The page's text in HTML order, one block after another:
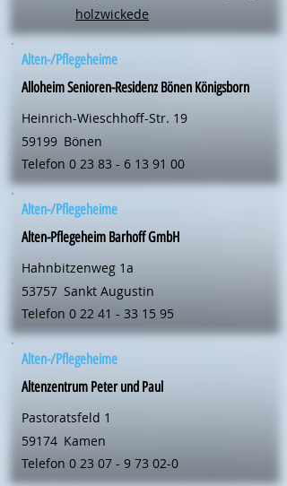
holzwickede
Alten-/Pflegeheime
Alloheim Senioren-Residenz Bönen Königsborn
Heinrich-Wieschhoff-Str. 19
59199 Bönen
Telefon 0 23 83 - 6 13 91 00
Alten-/Pflegeheime
Alten-Pflegeheim Barhoff GmbH
Hahnbitzenweg 1a
53757 Sankt Augustin
Telefon 0 22 41 - 33 15 95
Alten-/Pflegeheime
Altenzentrum Peter und Paul
Pastoratsfeld 1
59174 Kamen
Telefon 0 23 07 - 9 73 02-0